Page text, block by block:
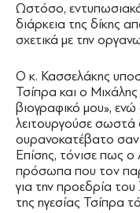
Ωστόσο,
διάρκεια της δίκης
σχετικά με την
Ο κ. Κασσελάκης
Τσίπρα και ο
βιογραφικό μου»,
λειτουργούσε σωστά
ουρανοκατέβατο σαν
Επίσης, τόνισε πως
πρόσωπα που τον
για την προεδρία
της ηγεσίας Τσίπρα